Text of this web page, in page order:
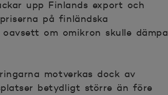
upp Finlands export och
på finländska
om omikron skulle dämpa
motverkas dock av
betydligt större än före